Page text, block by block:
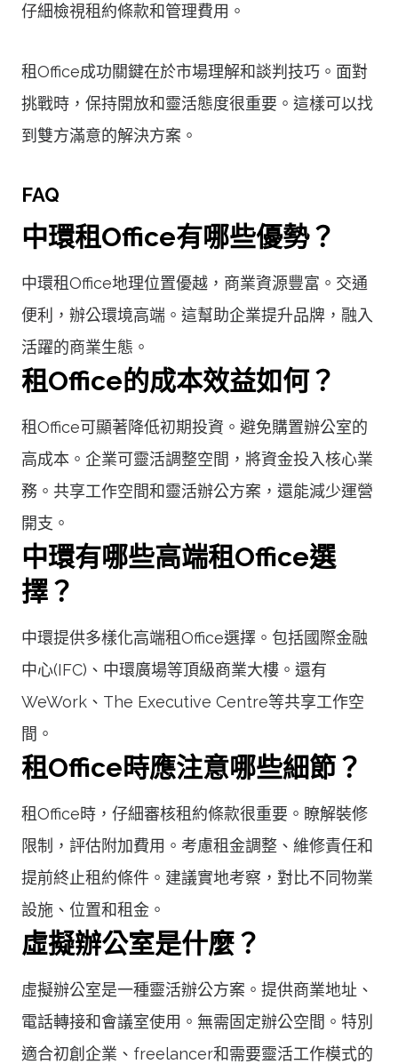
仔細檢視租約條款和管理費用。
租Office成功關鍵在於市場理解和談判技巧。面對
挑戰時，保持開放和靈活態度很重要。這樣可以找
到雙方滿意的解決方案。
FAQ
中環租Office有哪些優勢？
中環租Office地理位置優越，商業資源豐富。交通
便利，辦公環境高端。這幫助企業提升品牌，融入
活躍的商業生態。
租Office的成本效益如何？
租Office可顯著降低初期投資。避免購置辦公室的
高成本。企業可靈活調整空間，將資金投入核心業
務。共享工作空間和靈活辦公方案，還能減少運營
開支。
中環有哪些高端租Office選
擇？
中環提供多樣化高端租Office選擇。包括國際金融
中心(IFC)、中環廣場等頂級商業大樓。還有
WeWork、The Executive Centre等共享工作空
間。
租Office時應注意哪些細節？
租Office時，仔細審核租約條款很重要。瞭解裝修
限制，評估附加費用。考慮租金調整、維修責任和
提前終止租約條件。建議實地考察，對比不同物業
設施、位置和租金。
虛擬辦公室是什麼？
虛擬辦公室是一種靈活辦公方案。提供商業地址、
電話轉接和會議室使用。無需固定辦公空間。特別
適合初創企業、freelancer和需要靈活工作模式的